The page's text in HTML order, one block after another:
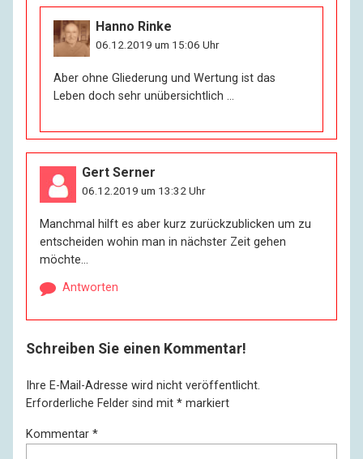
Hanno Rinke
06.12.2019 um 15:06 Uhr
Aber ohne Gliederung und Wertung ist das
Leben doch sehr unübersichtlich …
Gert Serner
06.12.2019 um 13:32 Uhr
Manchmal hilft es aber kurz zurückzublicken um zu
entscheiden wohin man in nächster Zeit gehen
möchte…
Antworten
Schreiben Sie einen Kommentar!
Ihre E-Mail-Adresse wird nicht veröffentlicht.
Erforderliche Felder sind mit * markiert
Kommentar *